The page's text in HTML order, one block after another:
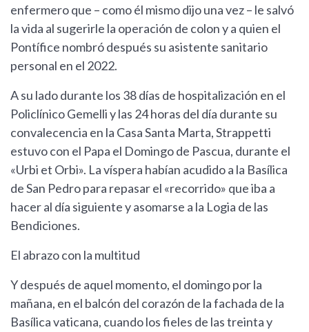
enfermero que – como él mismo dijo una vez – le salvó
la vida al sugerirle la operación de colon y a quien el
Pontífice nombró después su asistente sanitario
personal en el 2022.
A su lado durante los 38 días de hospitalización en el
Policlínico Gemelli y las 24 horas del día durante su
convalecencia en la Casa Santa Marta, Strappetti
estuvo con el Papa el Domingo de Pascua, durante el
«Urbi et Orbi». La víspera habían acudido a la Basílica
de San Pedro para repasar el «recorrido» que iba a
hacer al día siguiente y asomarse a la Logia de las
Bendiciones.
El abrazo con la multitud
Y después de aquel momento, el domingo por la
mañana, en el balcón del corazón de la fachada de la
Basílica vaticana, cuando los fieles de las treinta y